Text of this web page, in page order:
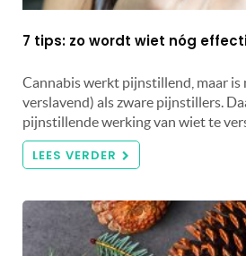
7 tips: zo wordt wiet nóg
Cannabis werkt pijnstillend, maar is
verslavend) als zware pijnstillers.
pijnstillende werking van wiet te
LEES VERDER